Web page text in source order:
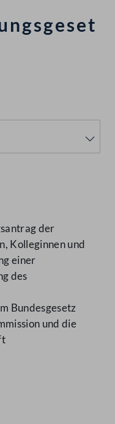
der
Kolleginnen und
einer
des
Bundesgesetz
und die